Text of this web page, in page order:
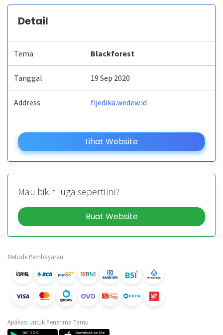
Detail
Tema Blackforest
Tanggal 19 Sep 2020
Address fijedika.wedew.id
Lihat Website
Mau bikin juga seperti ini?
Buat Website
Metode Pembayaran
Aplikasi untuk Penerima Tamu